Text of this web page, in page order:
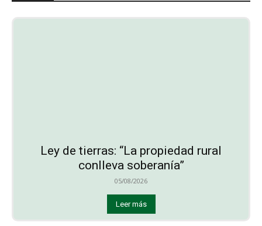
Ley de tierras: “La propiedad rural
conlleva soberanía”
05/08/2026
Leer más